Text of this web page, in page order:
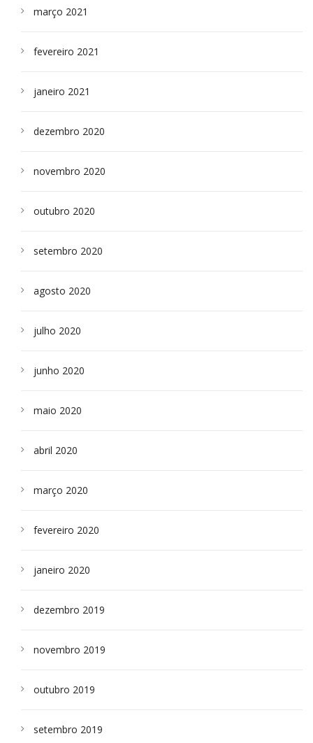
março 2021
fevereiro 2021
janeiro 2021
dezembro 2020
novembro 2020
outubro 2020
setembro 2020
agosto 2020
julho 2020
junho 2020
maio 2020
abril 2020
março 2020
fevereiro 2020
janeiro 2020
dezembro 2019
novembro 2019
outubro 2019
setembro 2019